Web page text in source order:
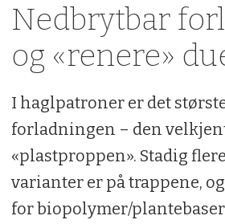
Nedbrytbar
og «renere»
I haglpatroner er det
forladningen – den
«plastproppen». Stadig
varianter er på trappene,
for biopolymer/